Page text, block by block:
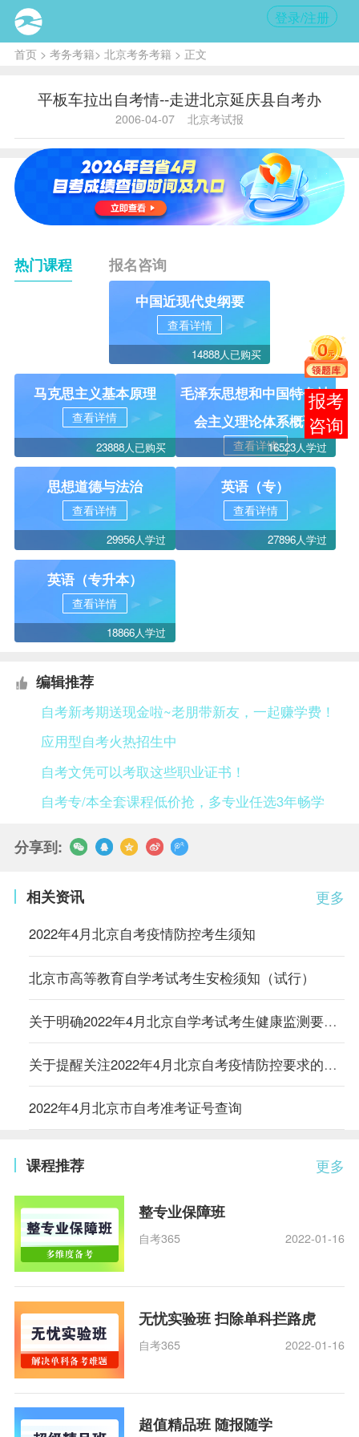
登录/注册
首页> 考务考籍> 北京考务考籍 > 正文
平板车拉出自考情--走进北京延庆县自考办
2006-04-07 北京考试报
热门课程 报名咨询
中国近现代史纲要
查看详情
14888人已购买
马克思主义基本原理
查看详情
23888人已购买
毛泽东思想和中国特色社
会主义理论体系概论
查看详情16523人学过
思想道德与法治
查看详情
29956人学过
英语（专）
查看详情
27896人学过
英语（专升本）
查看详情
18866人学过
编辑推荐
自考新考期送现金啦~老朋带新友，一起赚学费！
应用型自考火热招生中
自考文凭可以考取这些职业证书！
自考专/本全套课程低价抢，多专业任选3年畅学
分享到:
更多
相关资讯
2022年4月北京自考疫情防控考生须知
北京市高等教育自学考试考生安检须知（试行）
关于明确2022年4月北京自学考试考生健康监测要求的通知
关于提醒关注2022年4月北京自考疫情防控要求的通知
2022年4月北京市自考准考证号查询
更多
课程推荐
整专业保障班
自考365 2022-01-16
无忧实验班 扫除单科拦路虎
自考365 2022-01-16
超值精品班 随报随学
在线
客服